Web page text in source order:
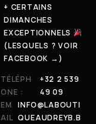
+ CERTAINS
DIMANCHES
EXCEPTIONNELS
(LESQUELS ? VOIR
FACEBOOK →)
TÉLÉPH
ONE :
+32 2 539
49 09
EM
AIL
INFO@LABOUTI
QUEAUDREYB.B